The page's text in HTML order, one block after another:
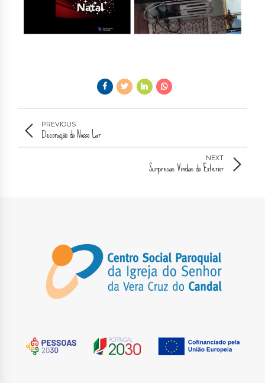
PREVIOUS
Decoração do Nosso Lar
NEXT
Surpresas Vindas do Exterior